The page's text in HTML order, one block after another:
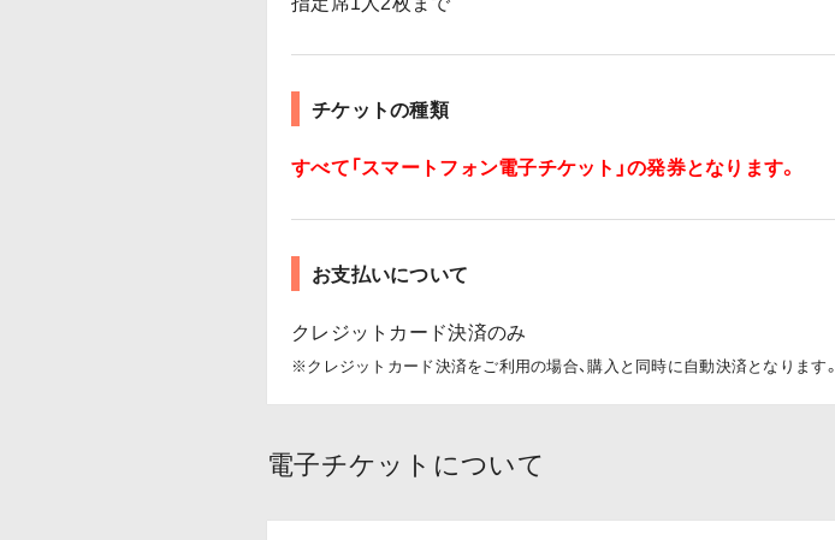
チケットの種類
すべて「スマートフォン電子チケット」の発券となります。
お支払いについて
クレジットカード決済のみ
※クレジットカード決済をご利用の場合、購入と同時に自動決済となります。
電子チケットについて